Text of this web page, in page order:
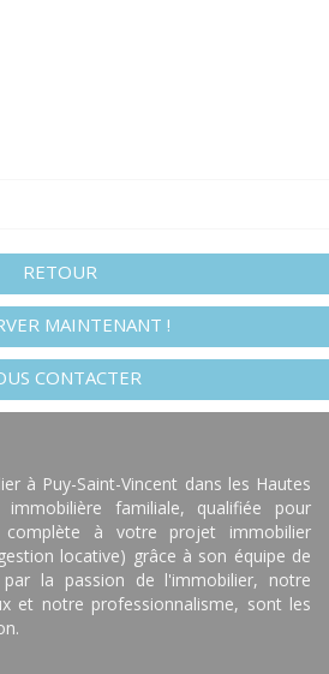
RETOUR
MAINTENANT !
CONTACTER
à Puy-Saint-Vincent dans les Hautes
familiale, qualifiée pour
complète à votre projet immobilier
locative) grâce à son équipe de
par la passion de l'immobilier, notre
et notre professionnalisme, sont les